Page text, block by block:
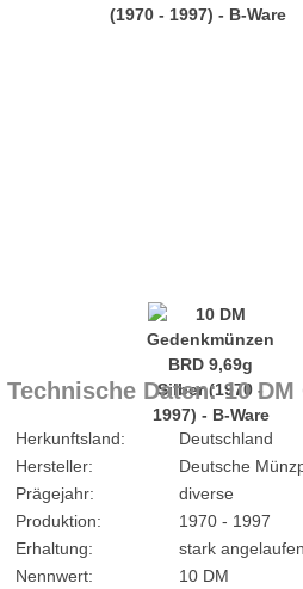
Technische Daten: 10
Herkunftsland:
Deutschland
Hersteller:
Deutsche
Prägejahr:
diverse
Produktion:
1970 - 1997
Erhaltung:
stark
Nennwert:
10 DM